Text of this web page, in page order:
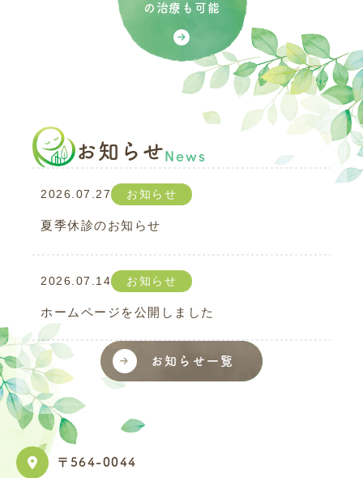
の治療も可能
お知らせNews
2026.07.27 お知らせ
夏季休診のお知らせ
2026.07.14 お知らせ
ホームページを公開しました
お知らせ一覧
〒564-0044